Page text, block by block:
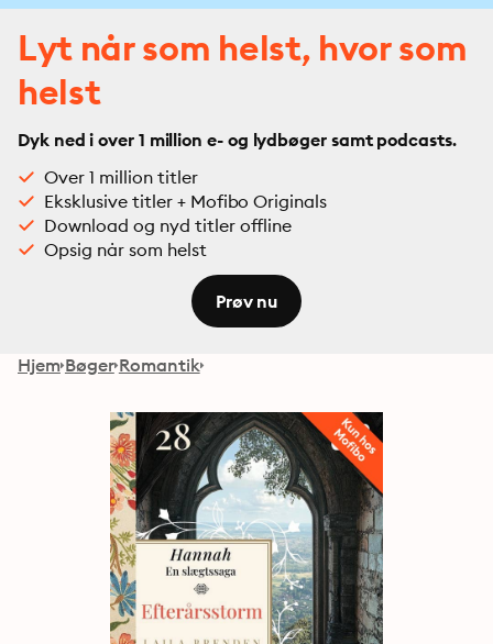
Lyt når som helst, hvor som
helst
Dyk ned i over 1 million e- og lydbøger samt podcasts.
Over 1 million titler
Eksklusive titler + Mofibo Originals
Download og nyd titler offline
Opsig når som helst
Prøv nu
Hjem Bøger Romantik